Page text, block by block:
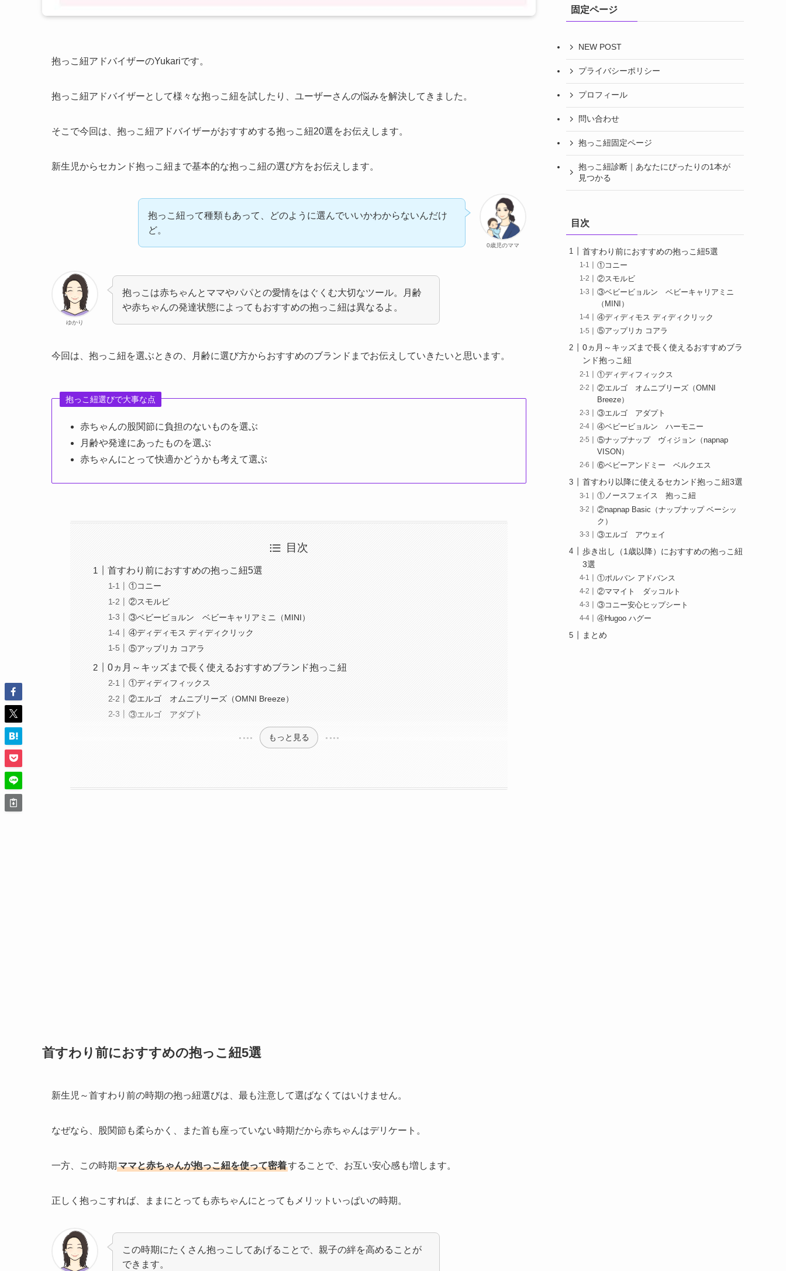
抱っこ紐アドバイザーのYukariです。
抱っこ紐アドバイザーとして様々な抱っこ紐を試したり、ユーザーさんの悩みを解決してきました。
そこで今回は、抱っこ紐アドバイザーがおすすめする抱っこ紐20選をお伝えします。
新生児からセカンド抱っこ紐まで基本的な抱っこ紐の選び方をお伝えします。
0歳児のママ
抱っこ紐って種類もあって、どのように選んでいいかわからないんだけ
ど。
ゆかり
抱っこは赤ちゃんとママやパパとの愛情をはぐくむ大切なツール。月齢
や赤ちゃんの発達状態によってもおすすめの抱っこ紐は異なるよ。
今回は、抱っこ紐を選ぶときの、月齢に選び方からおすすめのブランドまでお伝えしていきたいと思います。
抱っこ紐選びで大事な点
赤ちゃんの股関節に負担のないものを選ぶ
月齢や発達にあったものを選ぶ
赤ちゃんにとって快適かどうかも考えて選ぶ
目次
首すわり前におすすめの抱っこ紐5選
①コニー
②スモルビ
③ベビービョルン ベビーキャリアミニ（MINI）
④ディディモス ディディクリック
⑤アップリカ コアラ
0ヵ月～キッズまで長く使えるおすすめブランド抱っこ紐
①ディディフィックス
②エルゴ オムニブリーズ（OMNI Breeze）
③エルゴ アダプト
もっと見る
首すわり前におすすめの抱っこ紐5選
新生児～首すわり前の時期の抱っ紐選びは、最も注意して選ばなくてはいけません。
なぜなら、股関節も柔らかく、また首も座っていない時期だから赤ちゃんはデリケート。
一方、この時期 ママと赤ちゃんが抱っこ紐を使って密着することで、お互い安心感も増します。
正しく抱っこすれば、ままにとっても赤ちゃんにとってもメリットいっぱいの時期。
この時期にたくさん抱っこしてあげることで、親子の絆を高めることが
できます。
ー固定ページ
NEW POST
プライバシーポリシー
プロフィール
問い合わせ
抱っこ紐固定ページ
抱っこ紐診断｜あなたにぴったりの1本が
見つかる
目次
首すわり前におすすめの抱っこ紐5選
①コニー
②スモルビ
③ベビービョルン ベビーキャリアミニ
（MINI）
④ディディモス ディディクリック
⑤アップリカ コアラ
0ヵ月～キッズまで長く使えるおすすめブラ
ンド抱っこ紐
①ディディフィックス
②エルゴ オムニブリーズ（OMNI
Breeze）
③エルゴ アダプト
④ベビービョルン ハーモニー
⑤ナップナップ ヴィジョン（napnap
VISON）
⑥ベビーアンドミー ベルクエス
首すわり以降に使えるセカンド抱っこ紐3選
①ノースフェイス 抱っこ紐
②napnap Basic（ナップナップ ベーシッ
ク）
③エルゴ アウェイ
歩き出し（1歳以降）におすすめの抱っこ紐
3選
①ポルバン アドバンス
②ママイト ダッコルト
③コニー安心ヒップシート
④Hugoo ハグー
まとめ